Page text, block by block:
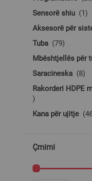
Sensorë shiu
1
Aksesorë për
Tuba
79produkte
Mbështjellës për
Saracineska
8
Rakorderi HDPE
produkte
Kana për ujitje
Çmimi